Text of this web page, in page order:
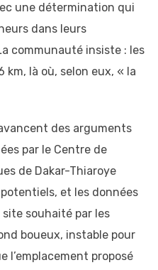
une détermination qui
dans leurs
communauté insiste : les
là où, selon eux, « la
des arguments
par le Centre de
de Dakar-Thiaroye
et les données
souhaité par les
boueux, instable pour
l’emplacement proposé